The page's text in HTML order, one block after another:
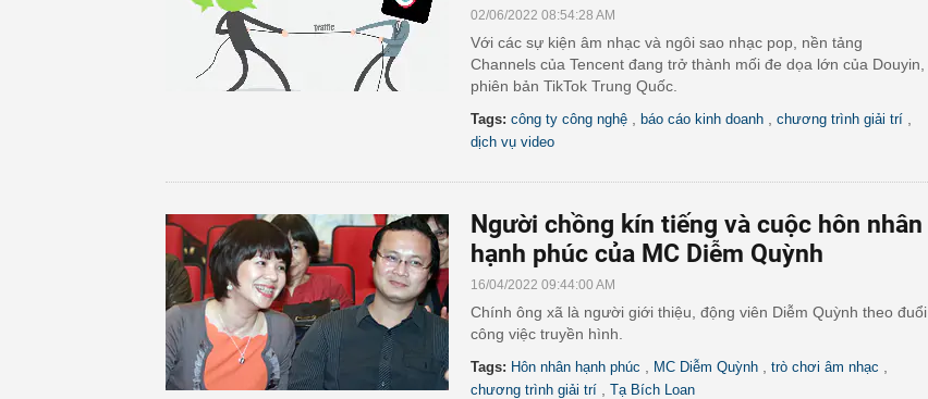
02/06/2022 08:54:28 AM
Với các sự kiện âm nhạc và ngôi sao nhạc pop, nền tảng
Channels của Tencent đang trở thành mối đe dọa lớn của Douyin,
phiên bản TikTok Trung Quốc.
Tags: công ty công nghệ báo cáo kinh doanh chương trình giải trí
dịch vụ video
Người chồng kín tiếng và cuộc hôn nhân
hạnh phúc của MC Diễm Quỳnh
16/04/2022 09:44:00 AM
Chính ông xã là người giới thiệu, động viên Diễm Quỳnh theo đuổi
công việc truyền hình.
Tags: Hôn nhân hạnh phúc MC Diễm Quỳnh trò chơi âm nhạc
chương trình giải trí Tạ Bích Loan